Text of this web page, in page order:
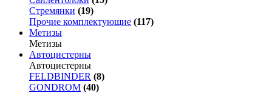
Стремянки (19)
Прочие комплектующие (117)
Метизы
Метизы
Автоцистерны
Автоцистерны
FELDBINDER (8)
GONDROM (40)